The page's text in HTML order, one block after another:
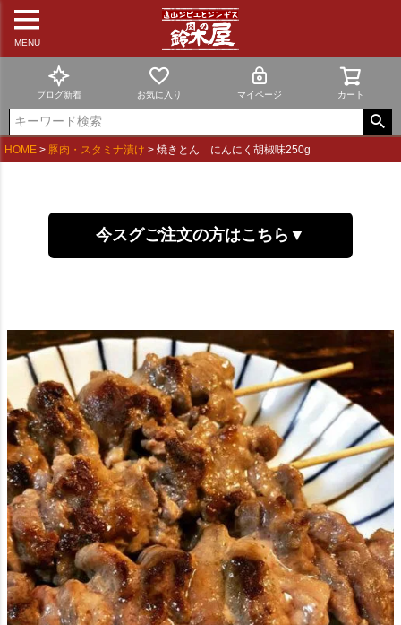
MENU
ブログ新着 お気に入り マイページ カート
HOME 豚肉・スタミナ漬け 焼きとん にんにく胡椒味250g
今スグご注文の方はこちら▼